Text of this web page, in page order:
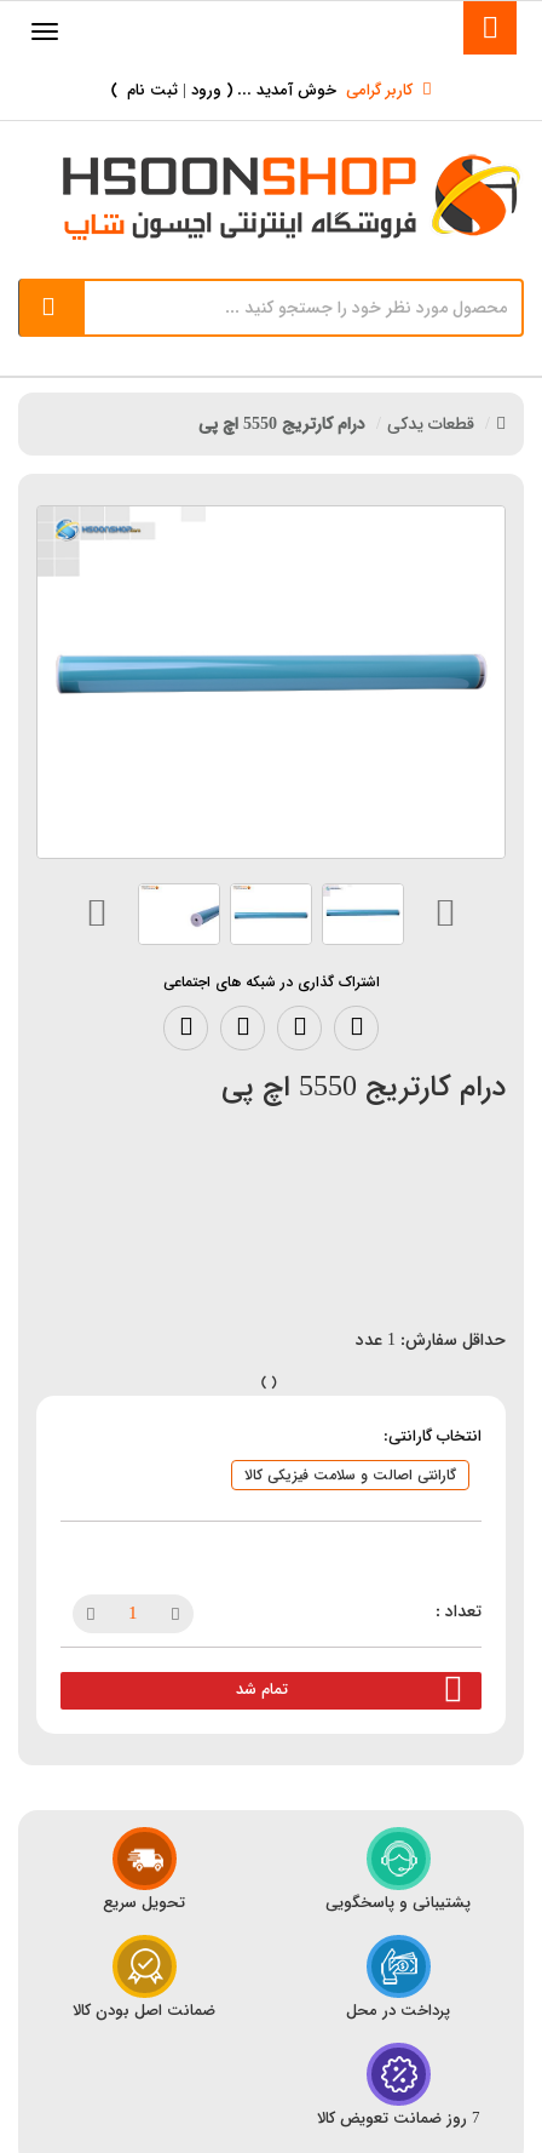
کاربر گرامی خوش آمدید ... ( ورود | ثبت نام )
قطعات یدکی درام کارتریج 5550 اچ پی
اشتراک گذاری در شبکه های اجتماعی
درام کارتریج 5550 اچ پی
حداقل سفارش: 1 عدد
انتخاب گارانتی:
گارانتی اصالت و سلامت فیزیکی کالا
تمام شد
پشتیبانی و پاسخگویی تحویل سریع
پرداخت در محل ضمانت اصل بودن کالا
7 روز ضمانت تعویض کالا